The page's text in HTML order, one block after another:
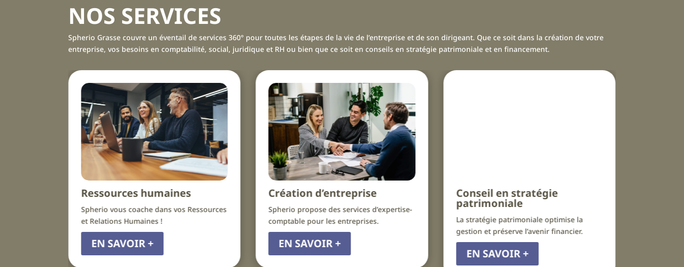
NOS SERVICES
Spherio Grasse couvre un éventail de services 360° pour toutes les étapes de la vie de l’entreprise et de son dirigeant. Que ce soit dans la création de votre
entreprise, vos besoins en comptabilité, social, juridique et RH ou bien que ce soit en conseils en stratégie patrimoniale et en financement.
Ressources humaines
Spherio vous coache dans vos Ressources
et Relations Humaines !
Création d’entreprise
Spherio propose des services d’expertise-
comptable pour les entreprises.
Conseil en stratégie
patrimoniale
La stratégie patrimoniale optimise la
gestion et préserve l’avenir financier.
EN SAVOIR +
toute entreprise, quelle que soit